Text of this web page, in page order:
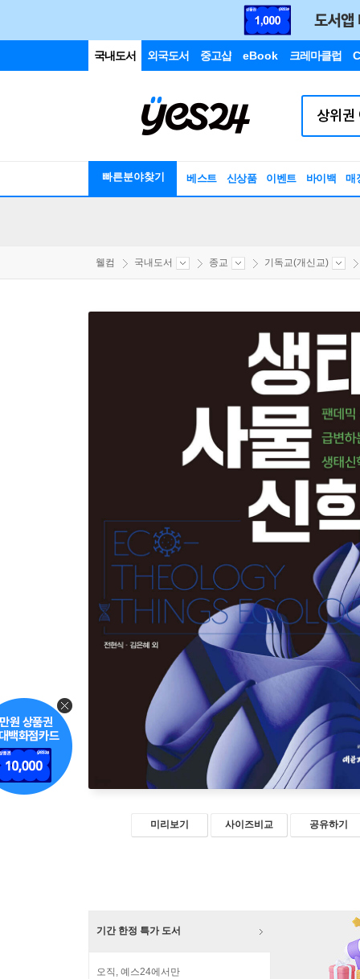
국내도서 외국도서 중고샵 eBook 크레마클럽
빠른분야찾기 베스트 신상품 이벤트 바이백 매
웰컴 국내도서 종교 기독교(개신교)
미리보기 사이즈비교 공유하기
기간 한정 특가 도서
오직, 예스24에서만